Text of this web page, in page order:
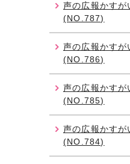
声の広報かす
(NO.787)
声の広報かす
(NO.786)
声の広報かす
(NO.785)
声の広報かす
(NO.784)